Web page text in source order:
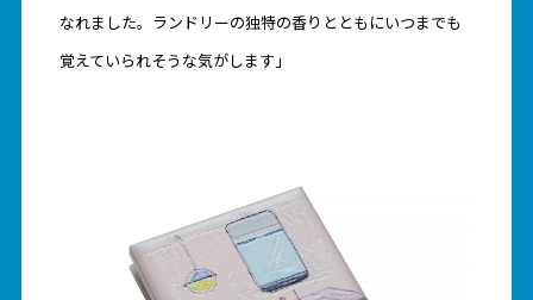
なれました。ランドリーの独特の香りとともにいつまでも
覚えていられそうな気がします」